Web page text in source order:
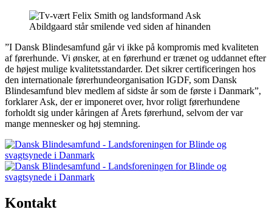
”I Dansk Blindesamfund går vi ikke på kompromis med kvaliteten
af førerhunde. Vi ønsker, at en førerhund er trænet og uddannet efter
de højest mulige kvalitetsstandarder. Det sikrer certificeringen hos
den internationale førerhundeorganisation IGDF, som Dansk
Blindesamfund blev medlem af sidste år som de første i Danmark”,
forklarer Ask, der er imponeret over, hvor roligt førerhundene
forholdt sig under kåringen af Årets førerhund, selvom der var
mange mennesker og høj stemning.
Kontakt